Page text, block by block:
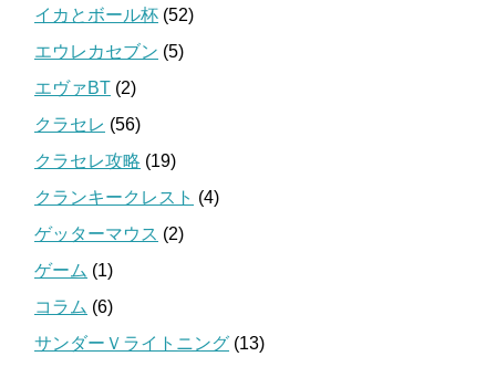
イカとボール杯 (52)
エウレカセブン (5)
エヴァBT (2)
クラセレ (56)
クラセレ攻略 (19)
クランキークレスト (4)
ゲッターマウス (2)
ゲーム (1)
コラム (6)
サンダーＶライトニング (13)